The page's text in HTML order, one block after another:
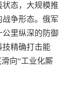
状态，大规模推
争形态。俄军
里纵深的防御
技精确打击能
向“工业化厮